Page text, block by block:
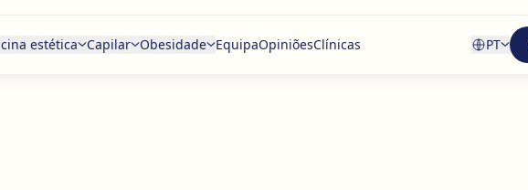
estética Capilar Obesidade EquipaOpiniõesClínicas PT